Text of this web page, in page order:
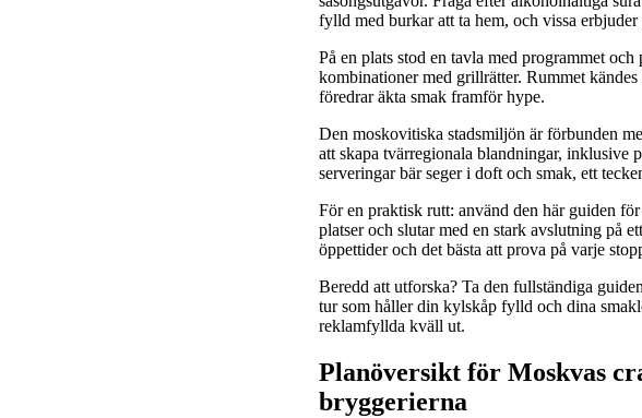
fylld med burkar att ta hem, och vissa
På en plats stod en tavla med programmet
kombinationer med grillrätter. Rummet
föredrar äkta smak framför hype.
Den moskovitiska stadsmiljön är förbunden
att skapa tvärregionala blandningar, inklusive
serveringar bär seger i doft och smak, ett
För en praktisk rutt: använd den här guiden
platser och slutar med en stark avslutning på
öppettider och det bästa att prova på varje
Beredd att utforska? Ta den fullständiga
tur som håller din kylskåp fylld och dina
reklamfyllda kväll ut.
Planöversikt för Moskvas
bryggerierna